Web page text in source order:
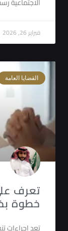
فبراير 26, 2026
القضايا العامة
تعرف
خطوة
تعد إجراءات